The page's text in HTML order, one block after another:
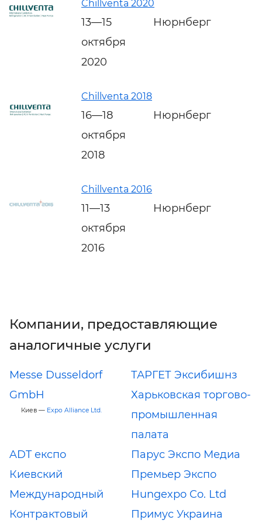
Chillventa 2020
13—15
октября
2020
Нюрнберг
Chillventa 2018
16—18
октября
2018
Нюрнберг
Chillventa 2016
11—13
октября
2016
Нюрнберг
Компании, предоставляющие
аналогичные услуги
Messe Dusseldorf
GmbH
Киев — Expo Alliance Ltd.
ТАРГЕТ Эксибишнз
Харьковская торгово-
промышленная
палата
ADT експо
Парус Экспо Медиа
Киевский
Международный
Контрактовый
Премьер Экспо
Hungexpo Co. Ltd
Примус Украина